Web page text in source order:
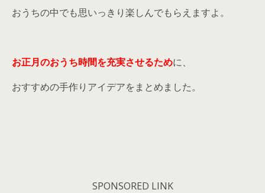
おうちの中でも思いっきり楽しんでもらえますよ。
お正月のおうち時間を充実させるために、
おすすめの手作りアイデアをまとめました。
SPONSORED LINK